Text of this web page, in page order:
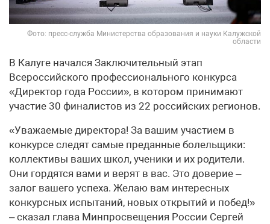
Фото: пресс-служба Министерства образования и науки Калужской
области
В Калуге начался Заключительный этап
Всероссийского профессионального конкурса
«Директор года России», в котором принимают
участие 30 финалистов из 22 российских регионов.
«Уважаемые директора! За вашим участием в
конкурсе следят самые преданные болельщики:
коллективы ваших школ, ученики и их родители.
Они гордятся вами и верят в вас. Это доверие –
залог вашего успеха. Желаю вам интересных
конкурсных испытаний, новых открытий и побед!»
– сказал глава Минпросвещения России Сергей